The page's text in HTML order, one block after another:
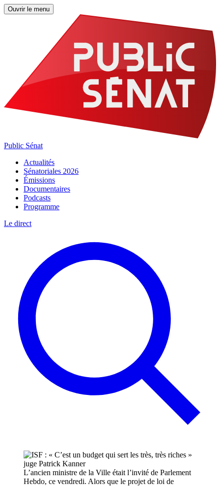
Ouvrir le menu
Public Sénat
Actualités
Sénatoriales 2026
Émissions
Documentaires
Podcasts
Programme
Le direct
L’ancien ministre de la Ville était l’invité de Parlement
Hebdo, ce vendredi. Alors que le projet de loi de